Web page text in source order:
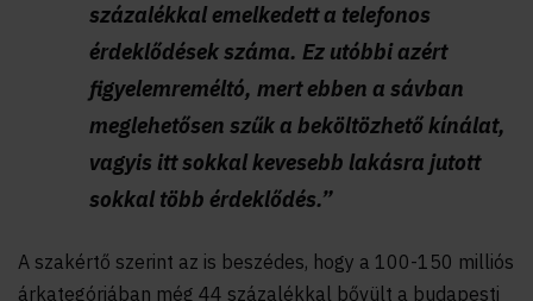
százalékkal emelkedett a telefonos
érdeklődések száma. Ez utóbbi azért
figyelemreméltó, mert ebben a sávban
meglehetősen szűk a beköltözhető kínálat,
vagyis itt sokkal kevesebb lakásra jutott
sokkal több érdeklődés.”
A szakértő szerint az is beszédes, hogy a 100-150 milliós
árkategóriában még 44 százalékkal bővült a budapesti